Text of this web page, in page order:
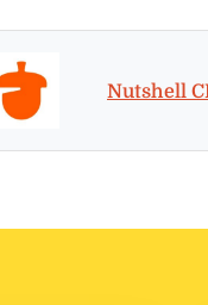
Nutshell